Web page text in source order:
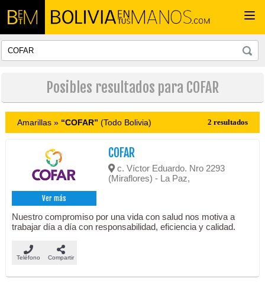
Posibles resultados para COFAR
Amarillas » “COFAR” (Todo Bolivia) 2 resultados
Ver más
COFAR
c. Víctor Eduardo. Nro 2293
(Miraflores) - La Paz,
Nuestro compromiso por una vida con salud nos motiva a
trabajar día a día con responsabilidad, eficiencia y calidad.
Teléfono Compartir